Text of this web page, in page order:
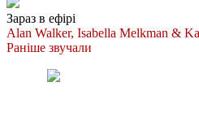
Зараз в ефірі
Alan Walker, Isabella Melkman &
Раніше звучали